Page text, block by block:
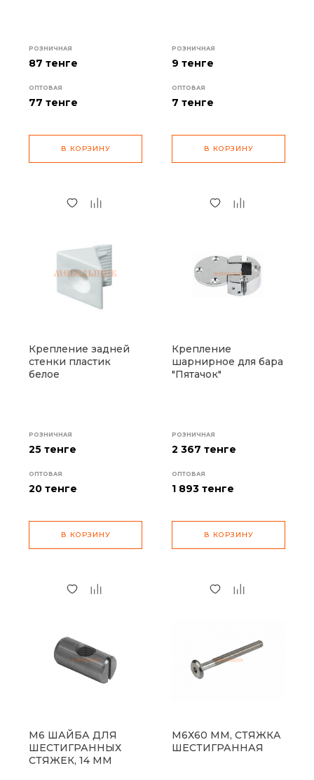
РОЗНИЧНАЯ
87 тенге
ОПТОВАЯ
77 тенге
В КОРЗИНУ
РОЗНИЧНАЯ
9 тенге
ОПТОВАЯ
7 тенге
В КОРЗИНУ
Крепление задней
стенки пластик
белое
РОЗНИЧНАЯ
25 тенге
ОПТОВАЯ
20 тенге
В КОРЗИНУ
Крепление
шарнирное для бара
"Пятачок"
РОЗНИЧНАЯ
2 367 тенге
ОПТОВАЯ
1 893 тенге
В КОРЗИНУ
М6 ШАЙБА ДЛЯ
ШЕСТИГРАННЫХ
СТЯЖЕК, 14 ММ
М6Х60 ММ, СТЯЖКА
ШЕСТИГРАННАЯ